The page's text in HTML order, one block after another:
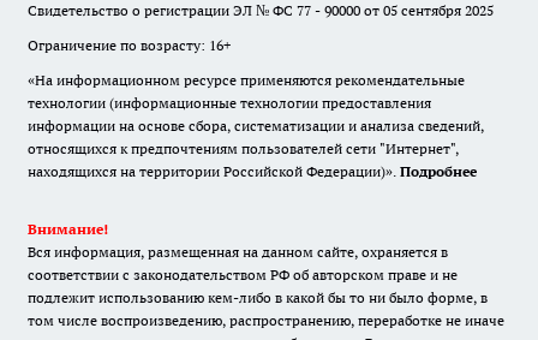
Свидетельство о регистрации ЭЛ № ФС 77 - 90000 от 05 сентября 2025
Ограничение по возрасту: 16+
«На информационном ресурсе применяются рекомендательные
технологии (информационные технологии предоставления
информации на основе сбора, систематизации и анализа сведений,
относящихся к предпочтениям пользователей сети "Интернет",
находящихся на территории Российской Федерации)». Подробнее
Внимание!
Вся информация, размещенная на данном сайте, охраняется в
соответствии с законодательством РФ об авторском праве и не
подлежит использованию кем-либо в какой бы то ни было форме, в
том числе воспроизведению, распространению, переработке не иначе